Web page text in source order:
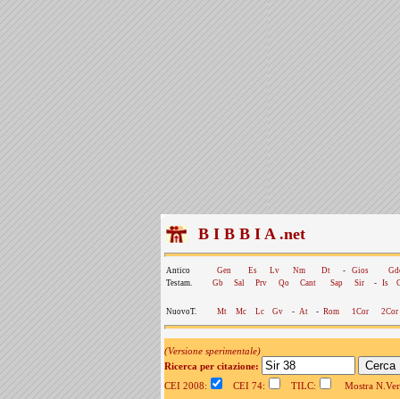
B I B B I A .net
Antico Gen Es Lv Nm Dt - Gios
Testam.
Gb Sal Prv Qo Cant Sap Sir - Is
NuovoT. Mt Mc Lc Gv - At - Rom 1Cor 2Cor
(Versione sperimentale)
Ricerca per citazione:
CEI 2008:
CEI 74: TILC: Mostra